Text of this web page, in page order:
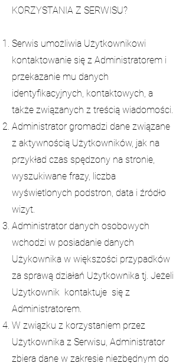
KORZYSTANIA Z SERWISU?
Serwis umożliwia Użytkownikowi
kontaktowanie się z Administratorem i
przekazanie mu danych
identyfikacyjnych, kontaktowych, a
także związanych z treścią wiadomości.
Administrator gromadzi dane związane
z aktywnością Użytkowników, jak na
przykład czas spędzony na stronie,
wyszukiwane frazy, liczba
wyświetlonych podstron, data i źródło
wizyt.
Administrator danych osobowych
wchodzi w posiadanie danych
Użykownika w większości przypadków
za sprawą działań Użytkownika tj. Jeżeli
Użytkownik kontaktuje się z
Administratorem.
W związku z korzystaniem przez
Użytkownika z Serwisu, Administrator
zbiera dane w zakresie niezbędnym do